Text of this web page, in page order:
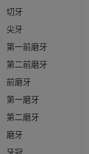
切牙
尖牙
第一前磨牙
第二前磨牙
前磨牙
第一磨牙
第二磨牙
磨牙